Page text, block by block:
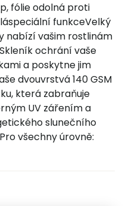
fólie odolná proti
funkceVelký
nabízí vašim rostlinám
ochrání vaše
a poskytne jim
dvouvrstvá 140 GSM
která zabraňuje
UV zářením a
slunečního
všechny úrovně: